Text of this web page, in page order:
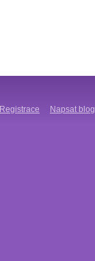
Registrace Napsat blog